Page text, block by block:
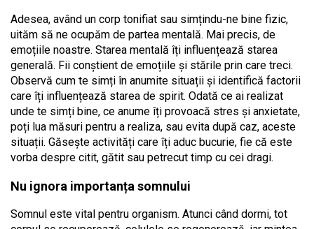
Adesea, având un corp tonifiat sau simțindu-ne bine fizic,
uităm să ne ocupăm de partea mentală. Mai precis, de
emoțiile noastre. Starea mentală îți influențează starea
generală. Fii conștient de emoțiile și stările prin care treci.
Observă cum te simți în anumite situații și identifică factorii
care îți influențează starea de spirit. Odată ce ai realizat
unde te simți bine, ce anume îți provoacă stres și anxietate,
poți lua măsuri pentru a realiza, sau evita după caz, aceste
situații. Găsește activități care îți aduc bucurie, fie că este
vorba despre citit, gătit sau petrecut timp cu cei dragi.
Nu ignora importanța somnului
Somnul este vital pentru organism. Atunci când dormi, tot